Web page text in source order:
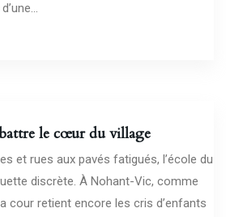
le cœur du village
et rues aux pavés fatigués, l’école du
discrète. À Nohant-Vic, comme
cour retient encore les cris d’enfants